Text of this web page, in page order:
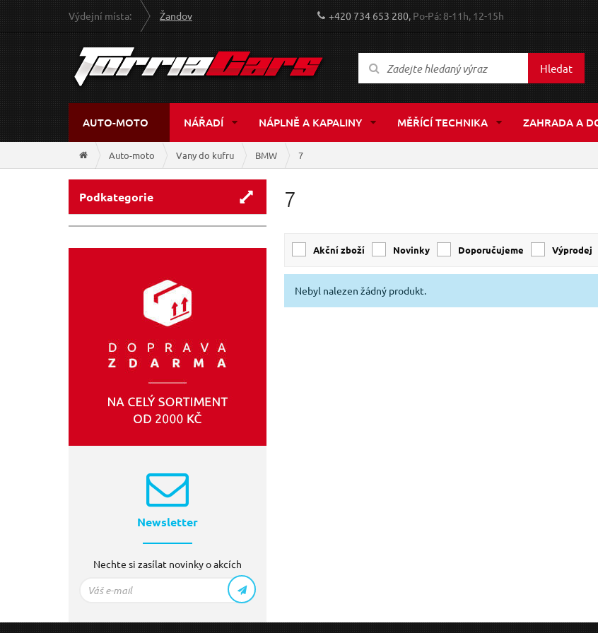
Výdejní místa: Žandov +420 734 653 280,Po-Pá: 8-11h, 12-15h
Hledat
AUTO-MOTO NÁŘADÍ NÁPLNĚ A KAPALINY MĚŘÍCÍ TECHNIKA ZAHRADA A
Auto-moto Vany do kufru BMW 7
Podkategorie
Newsletter
Nechte si zasílat novinky o akcích
7
Akční zboží Novinky Doporučujeme Výprodej
Nebyl nalezen žádný produkt.